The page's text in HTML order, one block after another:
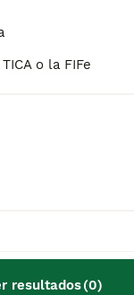
o la FIFe
resultados(0)
puede
a
la
antes